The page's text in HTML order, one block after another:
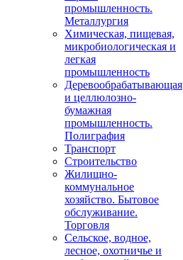
промышленность.
Металлургия
Химическая, пищевая,
микробиологическая и
легкая
промышленность
Деревообрабатывающая
и целлюлозно-
бумажная
промышленность.
Полиграфия
Транспорт
Строительство
Жилищно-
коммунальное
хозяйство. Бытовое
обслуживание.
Торговля
Сельское, водное,
лесное, охотничье и